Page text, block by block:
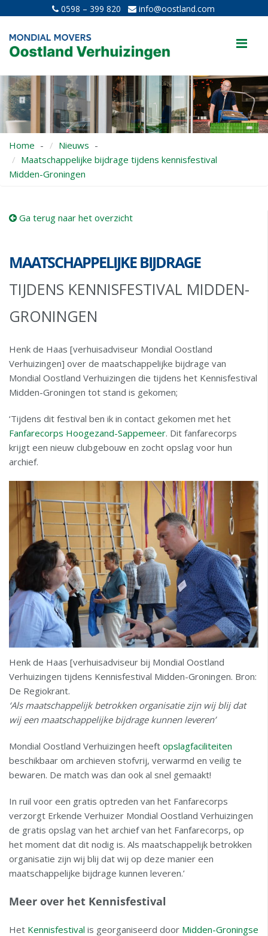
0598 – 399 820 info@oostland.com
Home
Nieuws
Maatschappelijke bijdrage tijdens kennisfestival
Midden-Groningen
Ga terug naar het overzicht
MAATSCHAPPELIJKE BIJDRAGE
TIJDENS KENNISFESTIVAL MIDDEN-
GRONINGEN
Henk de Haas [verhuisadviseur Mondial Oostland
Verhuizingen] over de maatschappelijke bijdrage van
Mondial Oostland Verhuizingen die tijdens het Kennisfestival
Midden-Groningen tot stand is gekomen;
‘Tijdens dit festival ben ik in contact gekomen met het
Fanfarecorps Hoogezand-Sappemeer. Dit fanfarecorps
krijgt een nieuw clubgebouw en zocht opslag voor hun
archief.
Henk de Haas [verhuisadviseur bij Mondial Oostland
Verhuizingen tijdens Kennisfestival Midden-Groningen. Bron:
De Regiokrant.
‘Als maatschappelijk betrokken organisatie zijn wij blij dat
wij een maatschappelijke bijdrage kunnen leveren’
Mondial Oostland Verhuizingen heeft opslagfaciliteiten
beschikbaar om archieven stofvrij, verwarmd en veilig te
bewaren. De match was dan ook al snel gemaakt!
In ruil voor een gratis optreden van het Fanfarecorps
verzorgt Erkende Verhuizer Mondial Oostland Verhuizingen
de gratis opslag van het archief van het Fanfarecorps, op
het moment dat dit nodig is. Als maatschappelijk betrokken
organisatie zijn wij blij dat wij op deze manier een
maatschappelijke bijdrage kunnen leveren.’
Meer over het Kennisfestival
Het Kennisfestival is georganiseerd door Midden-Groningse